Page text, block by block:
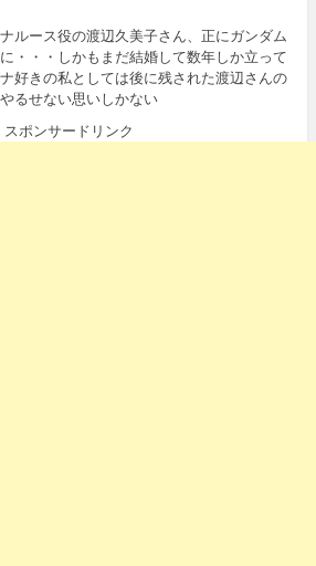
ルース役の渡辺久美子さん、正にガンダム
・・・しかもまだ結婚して数年しか立って
好きの私としては後に残された渡辺さんの
るせない思いしかない
スポンサードリンク